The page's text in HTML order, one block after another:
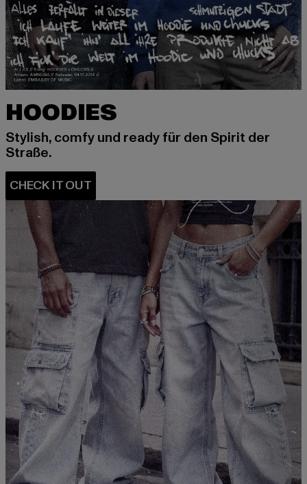
HOODIES
Stylish, comfy und ready für den Spirit der
Straße.